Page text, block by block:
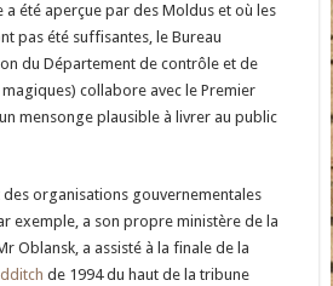
a été aperçue par des Moldus et où les
pas été suffisantes, le Bureau
du Département de contrôle et de
collabore avec le Premier
mensonge plausible à livrer au public
des organisations gouvernementales
exemple, a son propre ministère de la
Oblansk, a assisté à la finale de la
de 1994 du haut de la tribune